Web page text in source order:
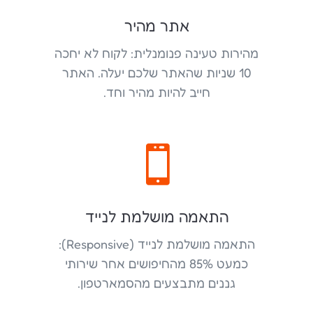
אתר מהיר
מהירות טעינה פנומנלית: לקוח לא יחכה
10 שניות שהאתר שלכם יעלה. האתר
חייב להיות מהיר וחד.

התאמה מושלמת לנייד
התאמה מושלמת לנייד (Responsive):
כמעט 85% מהחיפושים אחר שירותי
גננים מתבצעים מהסמארטפון.